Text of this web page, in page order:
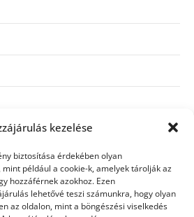
kezelése
biztosítása érdekében olyan
például a cookie-k, amelyek tárolják az
hozzáférnek azokhoz. Ezen
lehetővé teszi számunkra, hogy olyan
az oldalon, mint a böngészési viselkedés